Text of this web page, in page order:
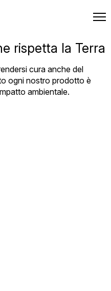
su ogni ordine.
rispetta la Terra
cura anche del
ogni nostro prodotto è
ambientale.